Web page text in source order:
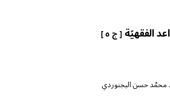
الفقهيّة[ ج ٥ ]
محمّد حسن البجنوردي